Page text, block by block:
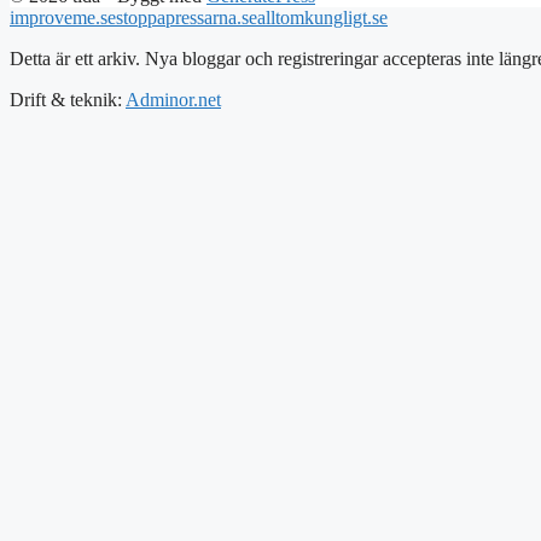
improveme.sestoppapressarna.sealltomkungligt.se
Detta är ett arkiv. Nya bloggar och registreringar accepteras inte
Drift & teknik: Adminor.net